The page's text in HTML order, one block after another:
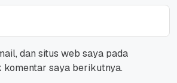
dan situs web saya pada
komentar saya berikutnya.